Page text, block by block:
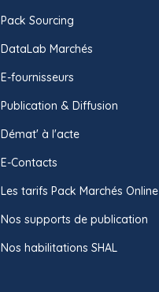
Pack Sourcing
DataLab Marchés
E-fournisseurs
Publication & Diffusion
Démat' à l'acte
E-Contacts
Les tarifs Pack Marchés Online
Nos supports de publication
Nos habilitations SHAL